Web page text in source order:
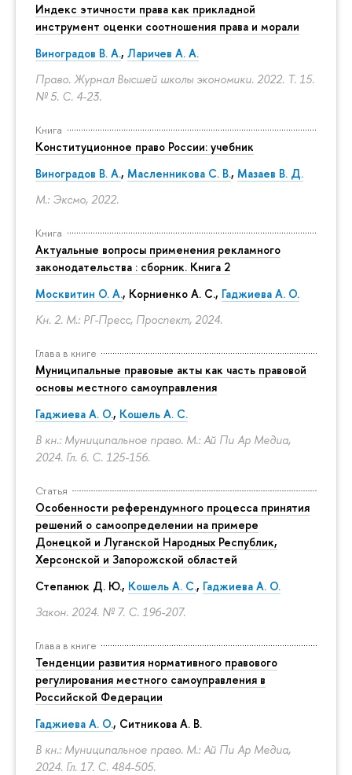
Индекс этичности права как прикладной
инструмент оценки соотношения права и морали
Виноградов В. А., Ларичев А. А.
Право. Журнал Высшей школы экономики. 2022. Т. 15.
№ 5. С. 4-23.
Книга
Конституционное право России: учебник
Виноградов В. А., Масленникова С. В., Мазаев В. Д.
М.: Эксмо, 2022.
Книга
Актуальные вопросы применения рекламного
законодательства : сборник. Книга 2
Москвитин О. А., Корниенко А. С., Гаджиева А. О.
Кн. 2. М.: РГ-Пресс, Проспект, 2024.
Глава в книге
Муниципальные правовые акты как часть правовой
основы местного самоуправления
Гаджиева А. О., Кошель А. С.
В кн.: Муниципальное право. М.: Ай Пи Ар Медиа,
2024. Гл. 6. С. 125-156.
Статья
Особенности референдумного процесса принятия
решений о самоопределении на примере
Донецкой и Луганской Народных Республик,
Херсонской и Запорожской областей
Степанюк Д. Ю., Кошель А. С., Гаджиева А. О.
Закон. 2024. № 7. С. 196-207.
Глава в книге
Тенденции развития нормативного правового
регулирования местного самоуправления в
Российской Федерации
Гаджиева А. О., Ситникова А. В.
В кн.: Муниципальное право. М.: Ай Пи Ар Медиа,
2024. Гл. 17. С. 484-505.